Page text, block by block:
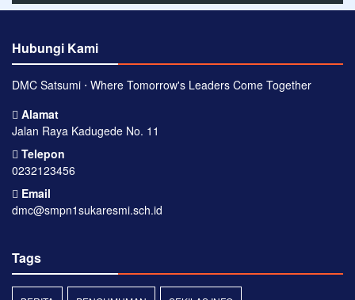
Hubungi Kami
DMC Satsumi ⋅ Where Tomorrow's Leaders Come Together
Alamat
Jalan Raya Kadugede No. 11
Telepon
0232123456
Email
dmc@smpn1sukaresmi.sch.id
Tags